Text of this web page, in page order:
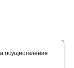
осуществление